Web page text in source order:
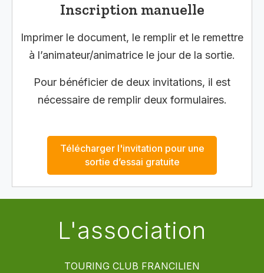
Inscription manuelle
Imprimer le document, le remplir et le remettre
à l’animateur/animatrice le jour de la sortie.
Pour bénéficier de deux invitations, il est
nécessaire de remplir deux formulaires.
Télécharger l'invitation pour une
sortie d’essai gratuite
L'association
TOURING CLUB FRANCILIEN